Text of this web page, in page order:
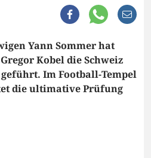
Yann Sommer hat
Kobel die Schweiz
Im Football-Tempel
die ultimative Prüfung